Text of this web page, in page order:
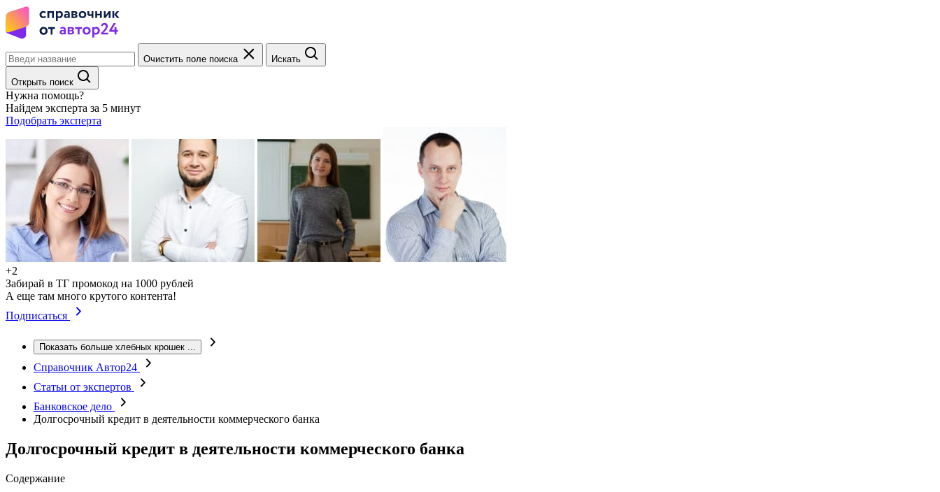
Очистить поле поиска Искать
Открыть поиск
Нужна помощь?
Найдем эксперта за 5 минут
Подобрать эксперта
+2
Забирай в ТГ промокод на 1000 рублей
А еще там много крутого контента!
Подписаться
Показать больше хлебных крошек ...
Справочник Автор24
Статьи от экспертов
Банковское дело
Долгосрочный кредит в деятельности коммерческого банка
Долгосрочный кредит в деятельности коммерческого банка
Содержание